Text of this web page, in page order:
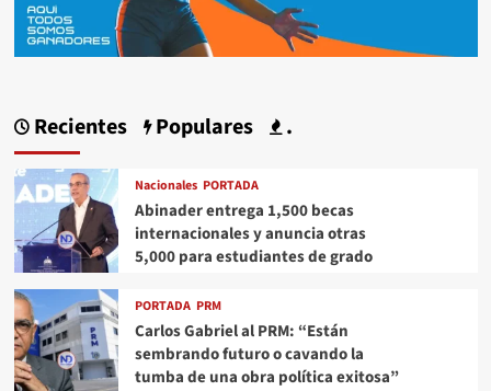
Recientes Populares .
Nacionales PORTADA
Abinader entrega 1,500 becas
internacionales y anuncia otras
5,000 para estudiantes de grado
PORTADA PRM
Carlos Gabriel al PRM: “Están
sembrando futuro o cavando la
tumba de una obra política exitosa”